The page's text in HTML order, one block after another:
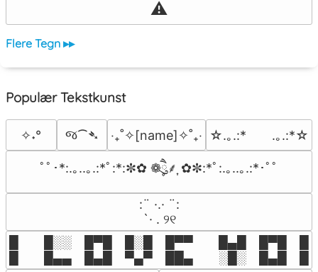
⚠
Flere Tegn ▸▸
Populær Tekstkunst
✧˖° જ⁀➴ ‎‧₊˚✧[name]✧˚₊‧ ☆.｡.:*　　.｡.:*☆
ﾟﾟ･*:.｡..｡.:*ﾟ:*:✼✿ ❁ཻུ۪۪⸙͎ ✿✼:*ﾟ:.｡..｡.:*･ﾟﾟ
⠀:¨ ·.· ¨:⠀
⠀ `· . ୨୧⠀
█  █░░ █▀█ █░█ █▀▀  █▄█ █▀█
█  █▄▄ █▄█ ▀▄▀ ██▄  ░█░ █▄█